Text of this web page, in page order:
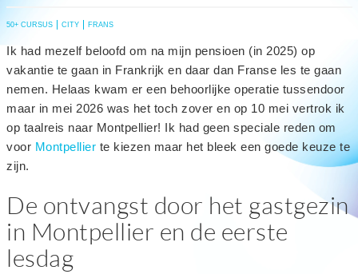
50+ CURSUS CITY FRANS
Ik had mezelf beloofd om na mijn pensioen (in 2025) op
vakantie te gaan in Frankrijk en daar dan Franse les te gaan
nemen. Helaas kwam er een behoorlijke operatie tussendoor
maar in mei 2026 was het toch zover en op 10 mei vertrok ik
op taalreis naar Montpellier! Ik had geen speciale reden om
voor Montpellier te kiezen maar het bleek een goede keuze te
zijn.
De ontvangst door het gastgezin
in Montpellier en de eerste
lesdag